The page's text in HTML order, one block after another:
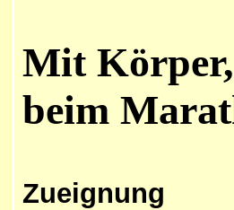
Mit Körper,
beim
Zueignung